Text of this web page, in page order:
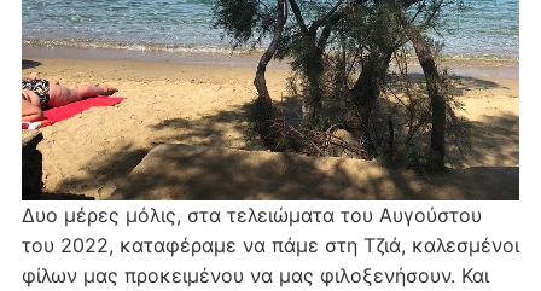
Δυο μέρες μόλις, στα τελειώματα του Αυγούστου
του 2022, καταφέραμε να πάμε στη Τζιά, καλεσμένοι
φίλων μας προκειμένου να μας φιλοξενήσουν. Και